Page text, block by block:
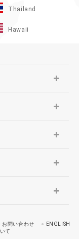
Thailand
Hawaii
お問い合わせ
ENGLISH
て